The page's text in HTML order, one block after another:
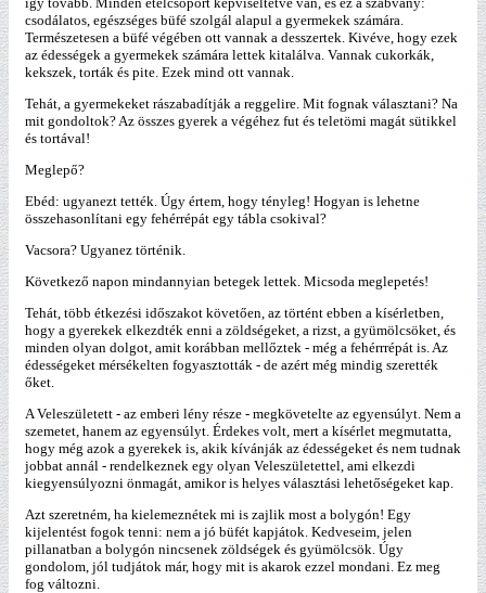
csodálatos, egészséges büfé szolgál alapul a gyermekek számára.
Természetesen a büfé végében ott vannak a desszertek. Kivéve, hogy ezek
az édességek a gyermekek számára lettek kitalálva. Vannak cukorkák,
kekszek, torták és pite. Ezek mind ott vannak.
Tehát, a gyermekeket rászabadítják a reggelire. Mit fognak választani? Na
mit gondoltok? Az összes gyerek a végéhez fut és teletömi magát sütikkel
és tortával!
Meglepő?
Ebéd: ugyanezt tették. Úgy értem, hogy tényleg! Hogyan is lehetne
összehasonlítani egy fehérrépát egy tábla csokival?
Vacsora? Ugyanez történik.
Következő napon mindannyian betegek lettek. Micsoda meglepetés!
Tehát, több étkezési időszakot követően, az történt ebben a kísérletben,
hogy a gyerekek elkezdték enni a zöldségeket, a rizst, a gyümölcsöket, és
minden olyan dolgot, amit korábban mellőztek - még a fehérrrépát is. Az
édességeket mérsékelten fogyasztották - de azért még mindig szerették
őket.
A Veleszületett - az emberi lény része - megkövetelte az egyensúlyt. Nem a
szemetet, hanem az egyensúlyt. Érdekes volt, mert a kísérlet megmutatta,
hogy még azok a gyerekek is, akik kívánják az édességeket és nem tudnak
jobbat annál - rendelkeznek egy olyan Veleszületettel, ami elkezdi
kiegyensúlyozni önmagát, amikor is helyes választási lehetőségeket kap.
Azt szeretném, ha kielemeznétek mi is zajlik most a bolygón! Egy
kijelentést fogok tenni: nem a jó büfét kapjátok. Kedveseim, jelen
pillanatban a bolygón nincsenek zöldségek és gyümölcsök. Úgy
gondolom, jól tudjátok már, hogy mit is akarok ezzel mondani. Ez meg
fog változni.